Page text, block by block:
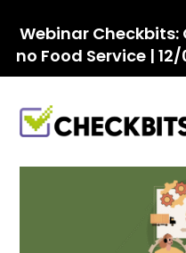
para
conteúdo
Webinar
no Food Service |